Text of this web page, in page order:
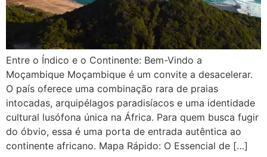
Entre o Índico e o Continente: Bem-Vindo a
Moçambique Moçambique é um convite a desacelerar.
O país oferece uma combinação rara de praias
intocadas, arquipélagos paradisíacos e uma identidade
cultural lusófona única na África. Para quem busca fugir
do óbvio, essa é uma porta de entrada autêntica ao
continente africano. Mapa Rápido: O Essencial de […]